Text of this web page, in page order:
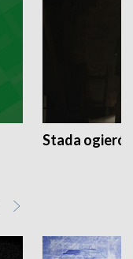
Stada